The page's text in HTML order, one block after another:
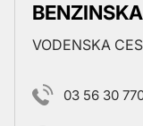
VODENSKA
03 56 30